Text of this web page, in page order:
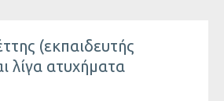
(εκπαιδευτής
λίγα ατυχήματα